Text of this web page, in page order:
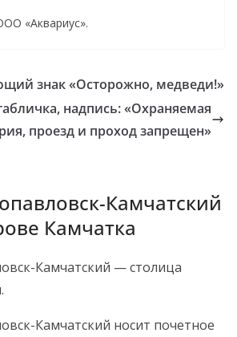
«Аквариус».
знак «Осторожно, медведи!»
надпись: «Охраняемая
проезд и проход запрещен»
Камчатский
Камчатка
Камчатский — столица
Камчатский носит почетное